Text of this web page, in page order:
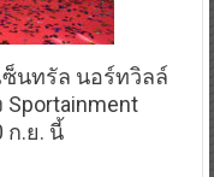
ซ็นทรัล นอร์ทวิลล์
ก.ย. นี้